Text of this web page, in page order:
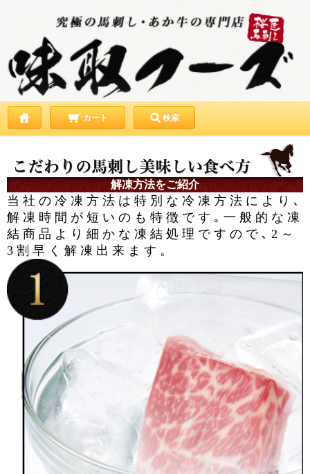
カート 検索
解凍方法をご紹介
当社の冷凍方法は特別な冷凍方法により､
解凍時間が短いのも特徴です｡一般的な凍
結商品より細かな凍結処理ですので､2～
3割早く解凍出来ます。